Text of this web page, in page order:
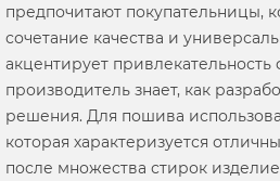
предпочитают покупательницы,
сочетание качества и
акцентирует
производитель знает, как
решения. Для пошива
которая характеризуется
после множества стирок